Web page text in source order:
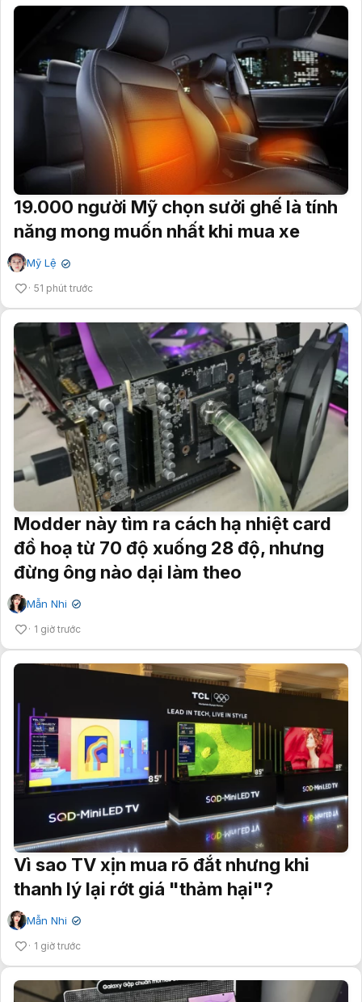
19.000 người Mỹ chọn sưởi ghế là tính
năng mong muốn nhất khi mua xe
Mỹ Lệ ✔
51 phút trước
Modder này tìm ra cách hạ nhiệt card
đồ hoạ từ 70 độ xuống 28 độ, nhưng
đừng ông nào dại làm theo
Mẫn Nhi ✔
1 giờ trước
Vì sao TV xịn mua rõ đắt nhưng khi
thanh lý lại rớt giá "thảm hại"?
Mẫn Nhi ✔
1 giờ trước